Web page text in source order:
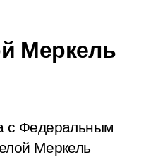
Меркель
с Федеральным
Меркель